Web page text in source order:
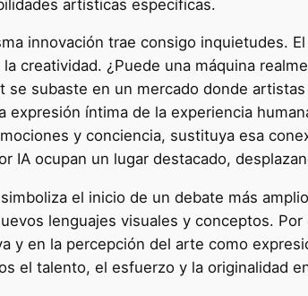
artísticas específicas.
innovación trae consigo inquietudes.
creatividad. ¿Puede una máquina
se subaste en un mercado donde
expresión íntima de la experiencia
y conciencia, sustituya esa
IA ocupan un lugar destacado,
simboliza el inicio de un debate más
lenguajes visuales y conceptos.
y en la percepción del arte como
el talento, el esfuerzo y la originalidad